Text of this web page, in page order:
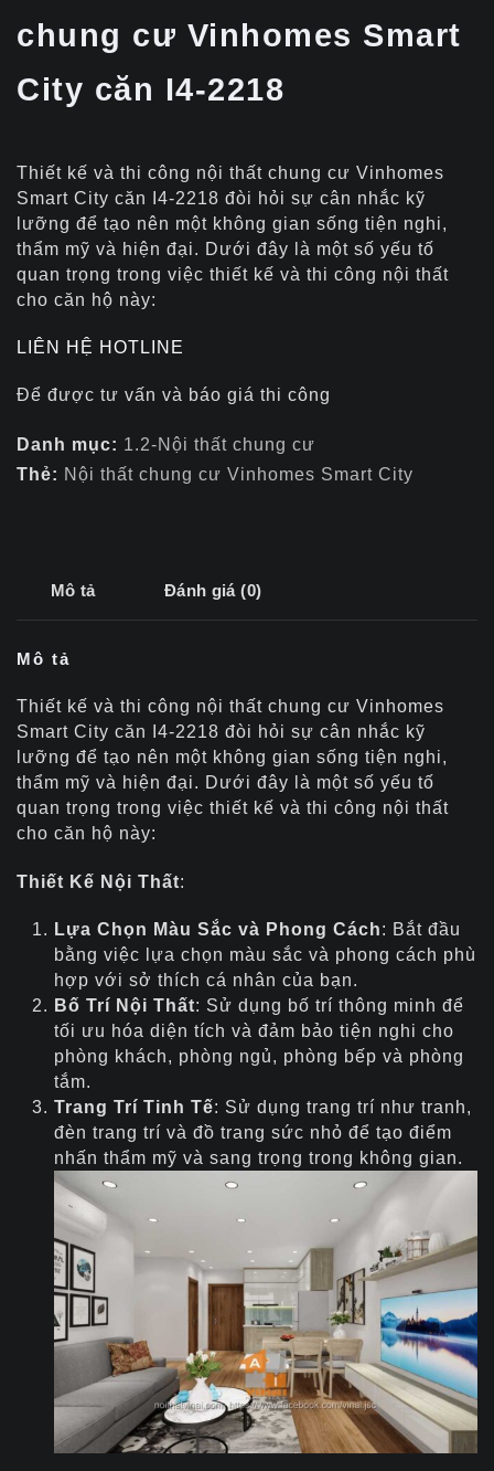
chung cư Vinhomes Smart
City căn I4-2218
Thiết kế và thi công nội thất chung cư Vinhomes
Smart City căn I4-2218 đòi hỏi sự cân nhắc kỹ
lưỡng để tạo nên một không gian sống tiện nghi,
thẩm mỹ và hiện đại. Dưới đây là một số yếu tố
quan trọng trong việc thiết kế và thi công nội thất
cho căn hộ này:
LIÊN HỆ HOTLINE
Để được tư vấn và báo giá thi công
Danh mục: 1.2-Nội thất chung cư
Thẻ: Nội thất chung cư Vinhomes Smart City
Mô tả Đánh giá (0)
Mô tả
Thiết kế và thi công nội thất chung cư Vinhomes
Smart City căn I4-2218 đòi hỏi sự cân nhắc kỹ
lưỡng để tạo nên một không gian sống tiện nghi,
thẩm mỹ và hiện đại. Dưới đây là một số yếu tố
quan trọng trong việc thiết kế và thi công nội thất
cho căn hộ này:
Thiết Kế Nội Thất:
Lựa Chọn Màu Sắc và Phong Cách: Bắt đầu
bằng việc lựa chọn màu sắc và phong cách phù
hợp với sở thích cá nhân của bạn.
Bố Trí Nội Thất: Sử dụng bố trí thông minh để
tối ưu hóa diện tích và đảm bảo tiện nghi cho
phòng khách, phòng ngủ, phòng bếp và phòng
tắm.
Trang Trí Tinh Tế: Sử dụng trang trí như tranh,
đèn trang trí và đồ trang sức nhỏ để tạo điểm
nhấn thẩm mỹ và sang trọng trong không gian.